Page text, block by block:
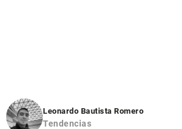
Leonardo Bautista Romero
Tendencias